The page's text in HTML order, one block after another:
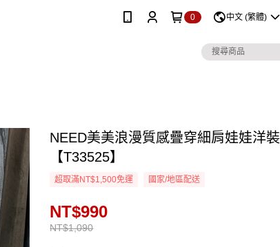
0 中文 (繁體)
NEED美美浪漫質感疊穿細肩娃娃洋裝
【T33525】
超取滿NT$1,500免運 國家/地區配送
NT$1,090
NT$990